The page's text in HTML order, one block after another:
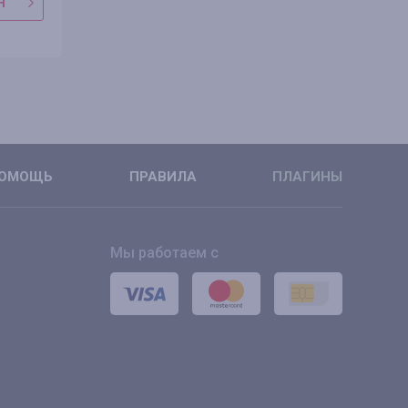
ПРАВИЛА ПЛАГИНЫ
Мы работаем с